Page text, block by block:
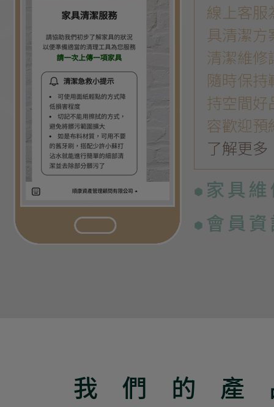
線上客服
具清潔方
清潔維修
隨時保持
持空間好
容歡迎預
了解更多
家具
會員
我們的